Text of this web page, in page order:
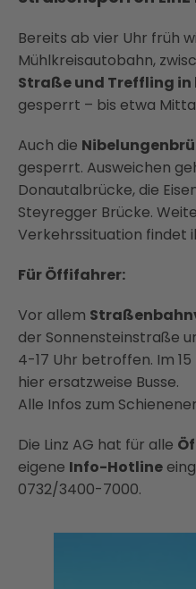
Bereits ab vier Uhr früh
Mühlkreisautobahn,
Straße und Treffling in
gesperrt – bis etwa
Auch die
gesperrt. Ausweichen
Donautalbrücke, die
Steyregger Brücke.
Verkehrssituation findet
Für Öffifahrer:
Vor allem
der Sonnensteinstraße
4-17 Uhr betroffen. Im
hier ersatzweise Busse.
Alle Infos zum
Die Linz AG hat für alle
eigene Info-Hotline
0732/3400-7000.